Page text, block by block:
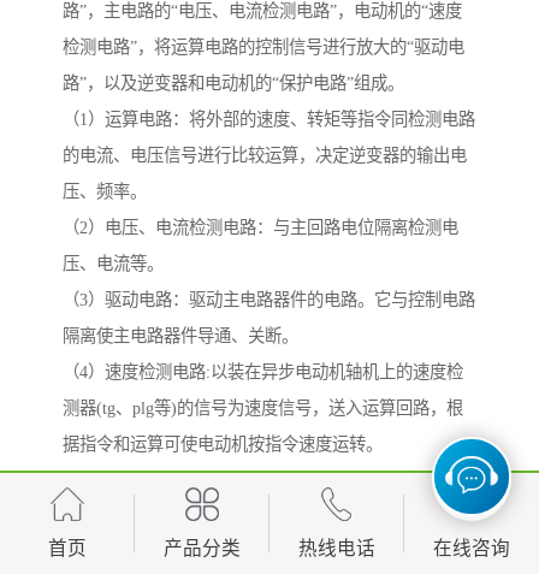
路”，主电路的“电压、电流检测电路”，电动机的“速度
检测电路”，将运算电路的控制信号进行放大的“驱动电
路”，以及逆变器和电动机的“保护电路”组成。
（1）运算电路：将外部的速度、转矩等指令同检测电路
的电流、电压信号进行比较运算，决定逆变器的输出电
压、频率。
（2）电压、电流检测电路：与主回路电位隔离检测电
压、电流等。
（3）驱动电路：驱动主电路器件的电路。它与控制电路
隔离使主电路器件导通、关断。
（4）速度检测电路:以装在异步电动机轴机上的速度检
测器(tg、plg等)的信号为速度信号，送入运算回路，根
据指令和运算可使电动机按指令速度运转。
（5）保护电路：检测主电路的电压、电流等，当发生过
载或过电压等异常时，为了防止逆变器和异步电动机损
坏。
首页 产品分类 热线电话 在线咨询